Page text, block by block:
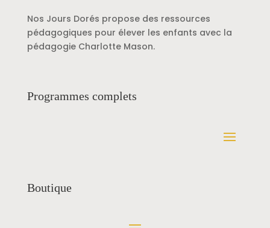
Nos Jours Dorés propose des ressources
pédagogiques pour élever les enfants avec la
pédagogie Charlotte Mason.
Programmes complets
Boutique